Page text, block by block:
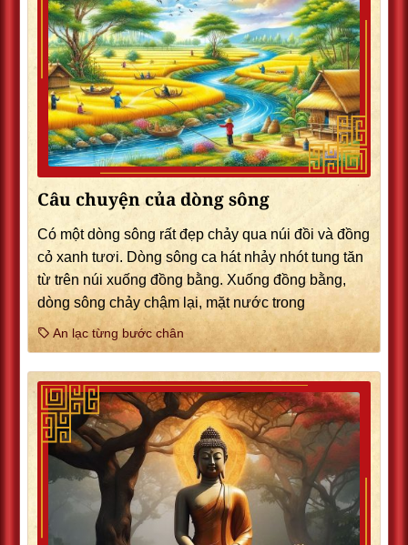
Câu chuyện của dòng sông
Có một dòng sông rất đẹp chảy qua núi đồi và đồng
cỏ xanh tươi. Dòng sông ca hát nhảy nhót tung tăn
từ trên núi xuống đồng bằng. Xuống đồng bằng,
dòng sông chảy chậm lại, mặt nước trong
An lạc từng bước chân